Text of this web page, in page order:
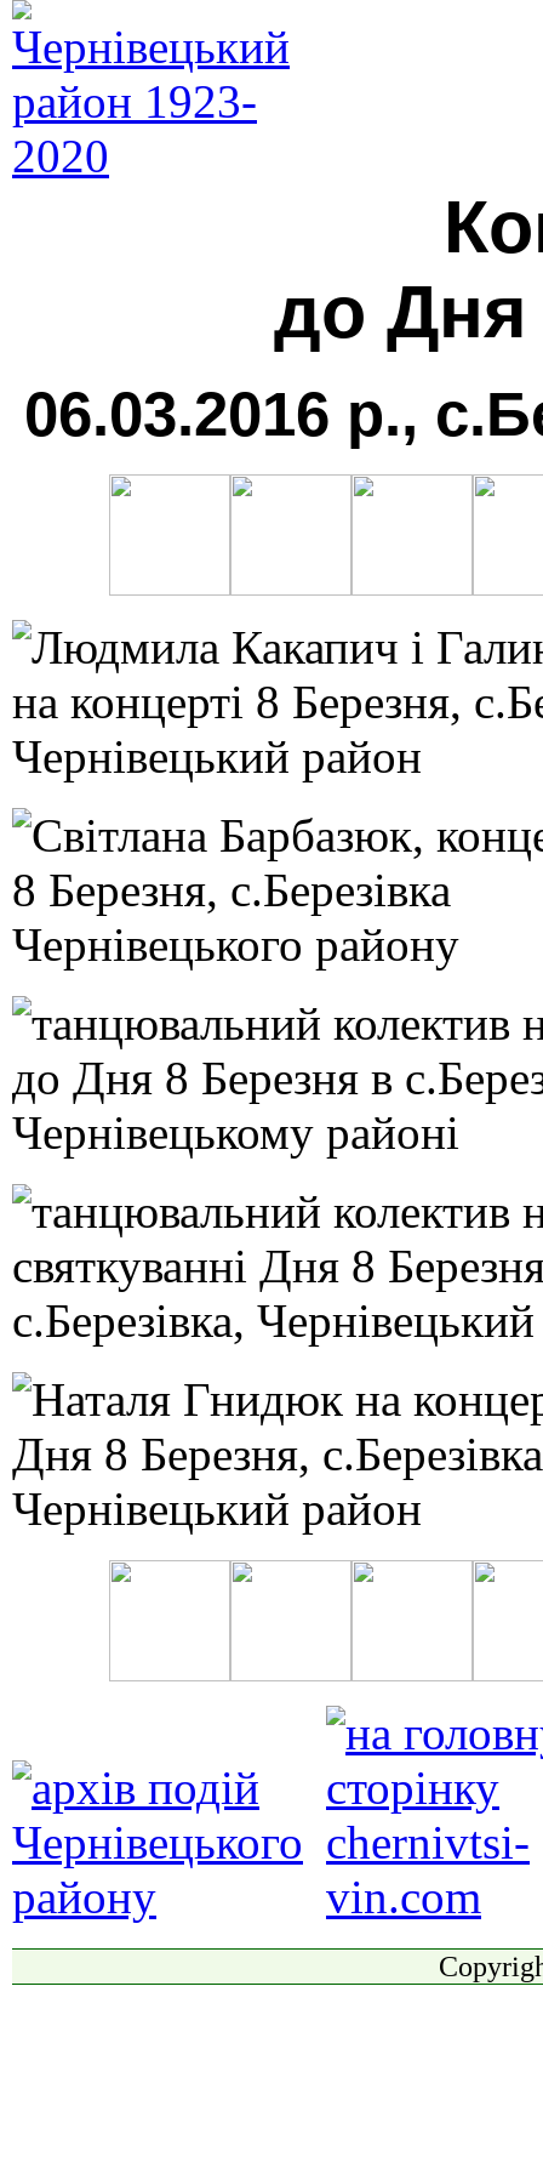
до Дня
06.03.2016 р.,